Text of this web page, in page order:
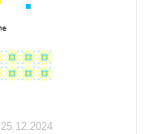
25.12.2024